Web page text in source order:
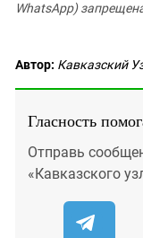
WhatsApp)
Автор: Кавказский
Гласность
Отправь
«Кавказского